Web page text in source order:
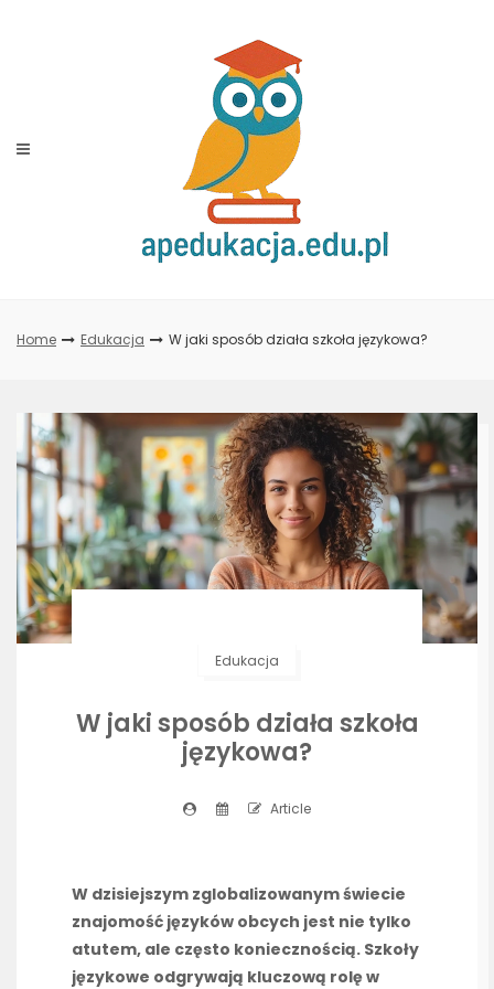
Home Edukacja W jaki sposób działa szkoła językowa?
Edukacja
W jaki sposób działa szkoła
językowa?
Article
W dzisiejszym zglobalizowanym świecie
znajomość języków obcych jest nie tylko
atutem, ale często koniecznością. Szkoły
językowe odgrywają kluczową rolę w